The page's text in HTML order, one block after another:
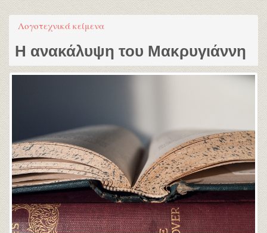
Λογοτεχνικά κείμενα
Η ανακάλυψη του Μακρυγιάννη